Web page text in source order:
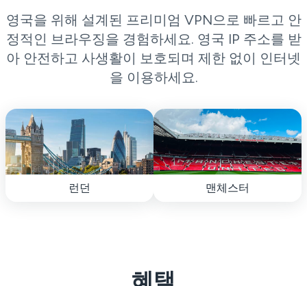
영국을 위해 설계된 프리미엄 VPN으로 빠르고 안
정적인 브라우징을 경험하세요. 영국 IP 주소를 받
아 안전하고 사생활이 보호되며 제한 없이 인터넷
을 이용하세요.
런던 맨체스터
혜택